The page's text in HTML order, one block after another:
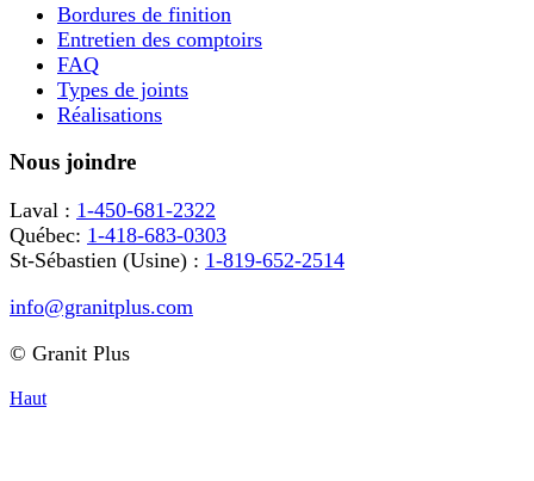
Bordures de finition
Entretien des comptoirs
FAQ
Types de joints
Réalisations
Nous joindre
Laval : 1-450-681-2322
Québec: 1-418-683-0303
St-Sébastien (Usine) : 1-819-652-2514
info@granitplus.com
© Granit Plus
Haut